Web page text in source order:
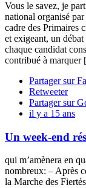
Vous le savez, je
national organisé
cadre des Primaires
et exigeant, un
chaque candidat
contribué à
Partager sur
Retweeter
Partager sur
il y a 15 ans
Un week-end
qui m’amènera en
nombreux: – Après
la Marche des